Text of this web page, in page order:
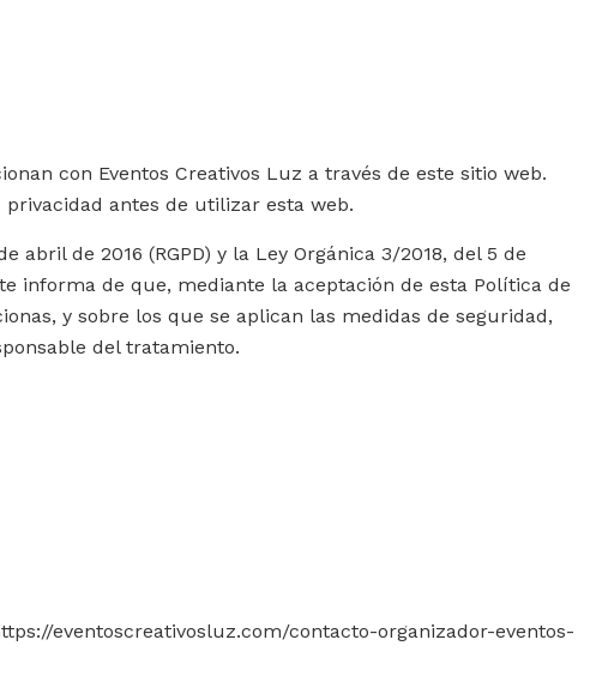
con Eventos Creativos Luz a través de este sitio web.
antes de utilizar esta web.
de 2016 (RGPD) y la Ley Orgánica 3/2018, del 5 de
informa de que, mediante la aceptación de esta Política de
y sobre los que se aplican las medidas de seguridad,
del tratamiento.
eventoscreativosluz.com/contacto-organizador-eventos-